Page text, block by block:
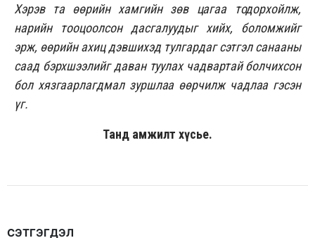
Хэрэв та өөрийн хамгийн зөв цагаа тодорхойлж,
нарийн тооцоолсон дасгалуудыг хийх, боломжийг
эрж, өөрийн ахиц дэвшихэд тулгардаг сэтгэл санааны
саад бэрхшээлийг даван туулах чадвартай болчихсон
бол хязгаарлагдмал зуршлаа өөрчилж чадлаа гэсэн
үг.
Танд амжилт хүсье.
СЭТГЭГДЭЛ